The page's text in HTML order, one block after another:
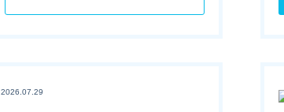
2026.07.29